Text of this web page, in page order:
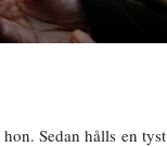
Sedan hålls en tyst